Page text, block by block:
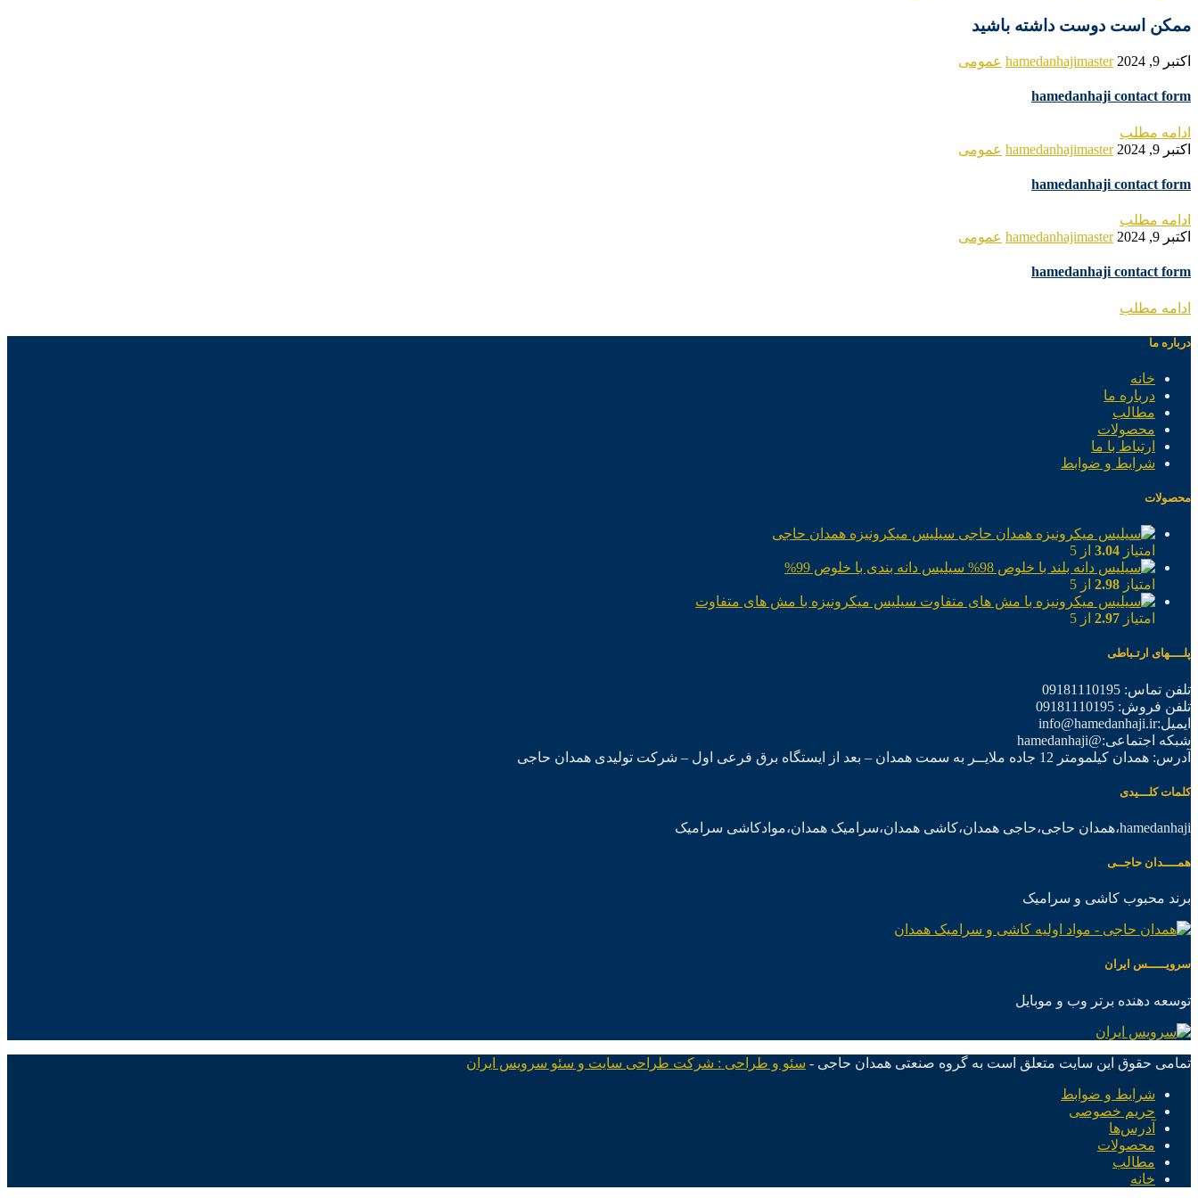
ممکن است دوست داشته باشید
اکتبر 9, 2024 hamedanhajimaster عمومی
hamedanhaji contact form
ادامه مطلب
اکتبر 9, 2024
hamedanhajimaster عمومی
hamedanhaji contact form
ادامه مطلب
اکتبر 9, 2024
hamedanhajimaster عمومی
hamedanhaji contact form
ادامه مطلب
درباره ما
خانه
درباره ما
مطالب
محصولات
ارتباط با ما
شرایط و ضوابط
محصولات
سیلیس میکرونیزه همدان حاجی
امتیاز 3.04 از 5
سیلیس دانه بندی با خلوص 99%
امتیاز 2.98 از 5
سیلیس میکرونیزه با مش های متفاوت
امتیاز 2.97 از 5
پلــــهای ارتـباطی
تلفن تماس: 09181110195
تلفن فروش: 09181110195
ایمیل:info@hamedanhaji.ir
شبکه اجتماعی:@hamedanhaji
آدرس: همدان کیلمومتر 12 جاده ملایــر به سمت همدان – بعد از ایستگاه برق فرعی اول – شرکت تولیدی همدان حاجی
کلمات کلـــیدی
hamedanhaji،همدان حاجی،حاجی همدان،کاشی همدان،سرامیک همدان،موادکاشی سرامیک
همــــدان حاجــی
برند محبوب کاشی و سرامیک
سرویـــــس ایران
توسعه دهنده برتر وب و موبایل
تمامی حقوق این سایت متعلق است به گروه صنعتی همدان حاجی - سئو و طراحی : شرکت طراحی سایت و سئو سرویس ایران
شرایط و ضوابط
حریم خصوصی
آدرس‌ها
محصولات
مطالب
خانه